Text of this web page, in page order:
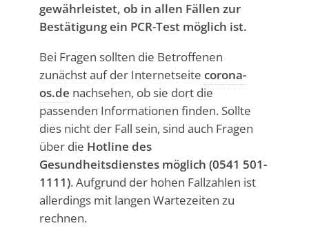
gewährleistet, ob in allen Fällen zur
Bestätigung ein PCR-Test möglich ist.
Bei Fragen sollten die Betroffenen
zunächst auf der Internetseite corona-
os.de nachsehen, ob sie dort die
passenden Informationen finden. Sollte
dies nicht der Fall sein, sind auch Fragen
über die Hotline des
Gesundheitsdienstes möglich (0541 501-
1111). Aufgrund der hohen Fallzahlen ist
allerdings mit langen Wartezeiten zu
rechnen.